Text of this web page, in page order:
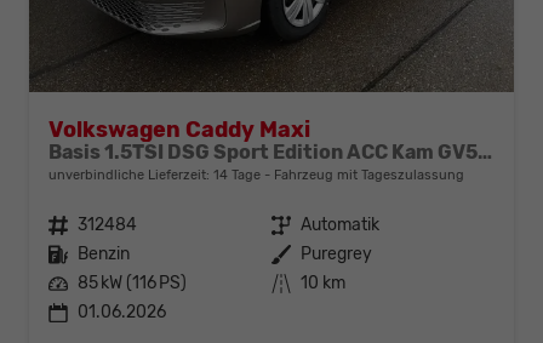
Volkswagen Caddy Maxi
Basis 1.5TSI DSG Sport Edition ACC Kam GV5 App AHK Reling
unverbindliche Lieferzeit: 14 Tage Fahrzeug mit Tageszulassung
Fahrzeugnr. 312484 Getriebe Automatik
Kraftstoff Benzin Außenfarbe Puregrey
Leistung 85 kW (116 PS) Kilometerstand 10 km
01.06.2026